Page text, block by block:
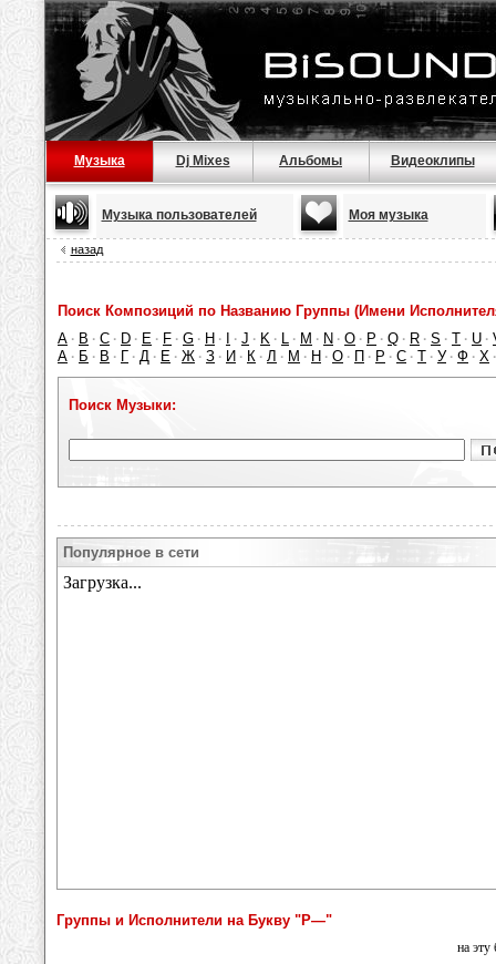
Музыка Dj Mixes Альбомы Видеоклипы
Музыка пользователей Моя музыка
назад
Поиск Композиций по Названию Группы (Имени
A · B · C · D · E · F · G · H · · J · K · L · M · N · O · P · Q · R · S · T · U ·
А · Б · В · Г · Д · Е · Ж · З · И · К · Л · М · Н · О · П · Р · С · Т · У · Ф · Х
Поиск Музыки:
Популярное в сети
Группы и Исполнители на Букву "Р—"
на эту